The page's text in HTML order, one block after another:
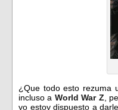
¿Que todo esto rezuma
incluso a World War Z,
yo estoy dispuesto a